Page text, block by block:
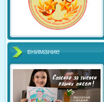
внимание